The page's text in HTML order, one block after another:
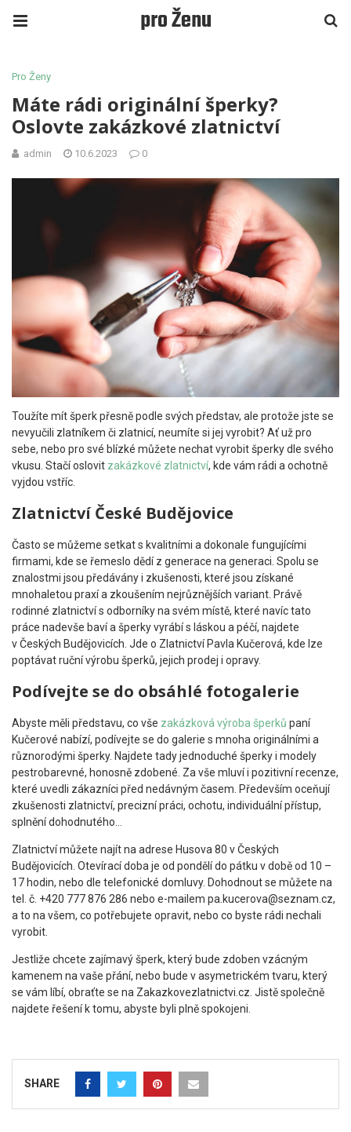
pro Ženu
Pro Ženy
Máte rádi originální šperky?
Oslovte zakázkové zlatnictví
admin 10.6.2023 0
Toužíte mít šperk přesně podle svých představ, ale protože jste se
nevyučili zlatníkem či zlatnicí, neumíte si jej vyrobit? Ať už pro
sebe, nebo pro své blízké můžete nechat vyrobit šperky dle svého
vkusu. Stačí oslovit zakázkové zlatnictví, kde vám rádi a ochotně
vyjdou vstříc.
Zlatnictví České Budějovice
Často se můžeme setkat s kvalitními a dokonale fungujícími
firmami, kde se řemeslo dědí z generace na generaci. Spolu se
znalostmi jsou předávány i zkušenosti, které jsou získané
mnohaletou praxí a zkoušením nejrůznějších variant. Právě
rodinné zlatnictví s odborníky na svém místě, které navíc tato
práce nadevše baví a šperky vyrábí s láskou a péčí, najdete
v Českých Budějovicích. Jde o Zlatnictví Pavla Kučerová, kde lze
poptávat ruční výrobu šperků, jejich prodej i opravy.
Podívejte se do obsáhlé fotogalerie
Abyste měli představu, co vše zakázková výroba šperků paní
Kučerové nabízí, podívejte se do galerie s mnoha originálními a
různorodými šperky. Najdete tady jednoduché šperky i modely
pestrobarevné, honosně zdobené. Za vše mluví i pozitivní recenze,
které uvedli zákazníci před nedávným časem. Především oceňují
zkušenosti zlatnictví, precizní práci, ochotu, individuální přístup,
splnění dohodnutého…
Zlatnictví můžete najít na adrese Husova 80 v Českých
Budějovicích. Otevírací doba je od pondělí do pátku v době od 10 –
17 hodin, nebo dle telefonické domluvy. Dohodnout se můžete na
tel. č. +420 777 876 286 nebo e-mailem pa.kucerova@seznam.cz,
a to na všem, co potřebujete opravit, nebo co byste rádi nechali
vyrobit.
Jestliže chcete zajímavý šperk, který bude zdoben vzácným
kamenem na vaše přání, nebo bude v asymetrickém tvaru, který
se vám líbí, obraťte se na Zakazkovezlatnictvi.cz. Jistě společně
najdete řešení k tomu, abyste byli plně spokojeni.
SHARE